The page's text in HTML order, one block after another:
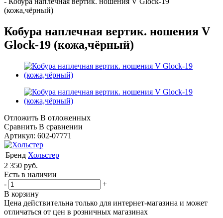
(кожа,чёрный)
Кобура наплечная вертик. ношения V
Glock-19 (кожа,чёрный)
Отложить В отложенных
Сравнить В сравнении
Артикул: 602-07771
Бренд Хольстер
2 350 руб.
Есть в наличии
-
+
В корзину
Цена действительна только для интернет-магазина и может
отличаться от цен в розничных магазинах